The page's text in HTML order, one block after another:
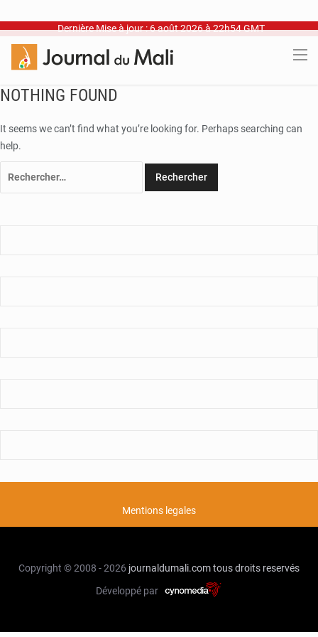
Dernière Mise à jour : 6 août 2026 à 22h54 GMT
NOTHING FOUND
It seems we can’t find what you’re looking for. Perhaps searching can
help.
Mentions legales
Copyright © 2008 - 2026 journaldumali.comtous droits reservés
Développé par